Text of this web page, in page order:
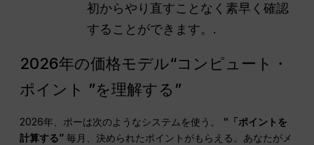
初からやり直すことなく素早く確認
することができます。.
2026年の価格モデル“コンピュート・
ポイント ”を理解する”
2026年、ポーは次のようなシステムを使う。 “「ポイントを
計算する” 毎月、決められたポイントがもらえる。あなたがメ